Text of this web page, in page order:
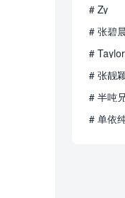
# Zy
# 张碧
#
# 张靓
# 半吨
# 单依